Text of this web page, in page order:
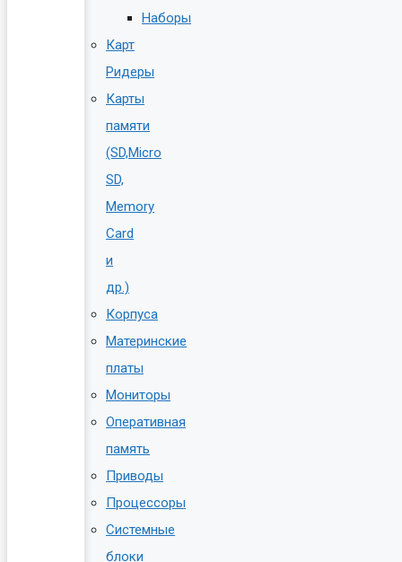
Наборы
Карт
Ридеры
Карты
памяти
(SD,Micro
SD,
Memory
Card
и
др.)
Корпуса
Материнские
платы
Мониторы
Оперативная
память
Приводы
Процессоры
Системные
блоки